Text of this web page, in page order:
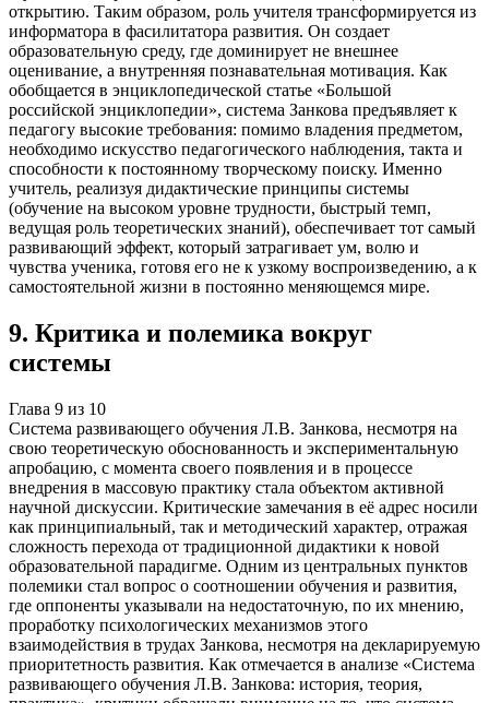
открытию. Таким образом, роль учителя трансформируется из
информатора в фасилитатора развития. Он создает
образовательную среду, где доминирует не внешнее
оценивание, а внутренняя познавательная мотивация. Как
обобщается в энциклопедической статье «Большой
российской энциклопедии», система Занкова предъявляет к
педагогу высокие требования: помимо владения предметом,
необходимо искусство педагогического наблюдения, такта и
способности к постоянному творческому поиску. Именно
учитель, реализуя дидактические принципы системы
(обучение на высоком уровне трудности, быстрый темп,
ведущая роль теоретических знаний), обеспечивает тот самый
развивающий эффект, который затрагивает ум, волю и
чувства ученика, готовя его не к узкому воспроизведению, а к
самостоятельной жизни в постоянно меняющемся мире.
9. Критика и полемика вокруг
системы
Глава 9 из 10
Система развивающего обучения Л.В. Занкова, несмотря на
свою теоретическую обоснованность и экспериментальную
апробацию, с момента своего появления и в процессе
внедрения в массовую практику стала объектом активной
научной дискуссии. Критические замечания в её адрес носили
как принципиальный, так и методический характер, отражая
сложность перехода от традиционной дидактики к новой
образовательной парадигме. Одним из центральных пунктов
полемики стал вопрос о соотношении обучения и развития,
где оппоненты указывали на недостаточную, по их мнению,
проработку психологических механизмов этого
взаимодействия в трудах Занкова, несмотря на декларируемую
приоритетность развития. Как отмечается в анализе «Система
развивающего обучения Л.В. Занкова: история, теория,